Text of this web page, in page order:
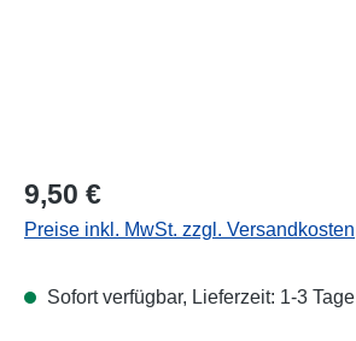
Regulärer Preis:
9,50 €
Preise inkl. MwSt. zzgl. Versandkosten
Sofort verfügbar, Lieferzeit: 1-3 Tage